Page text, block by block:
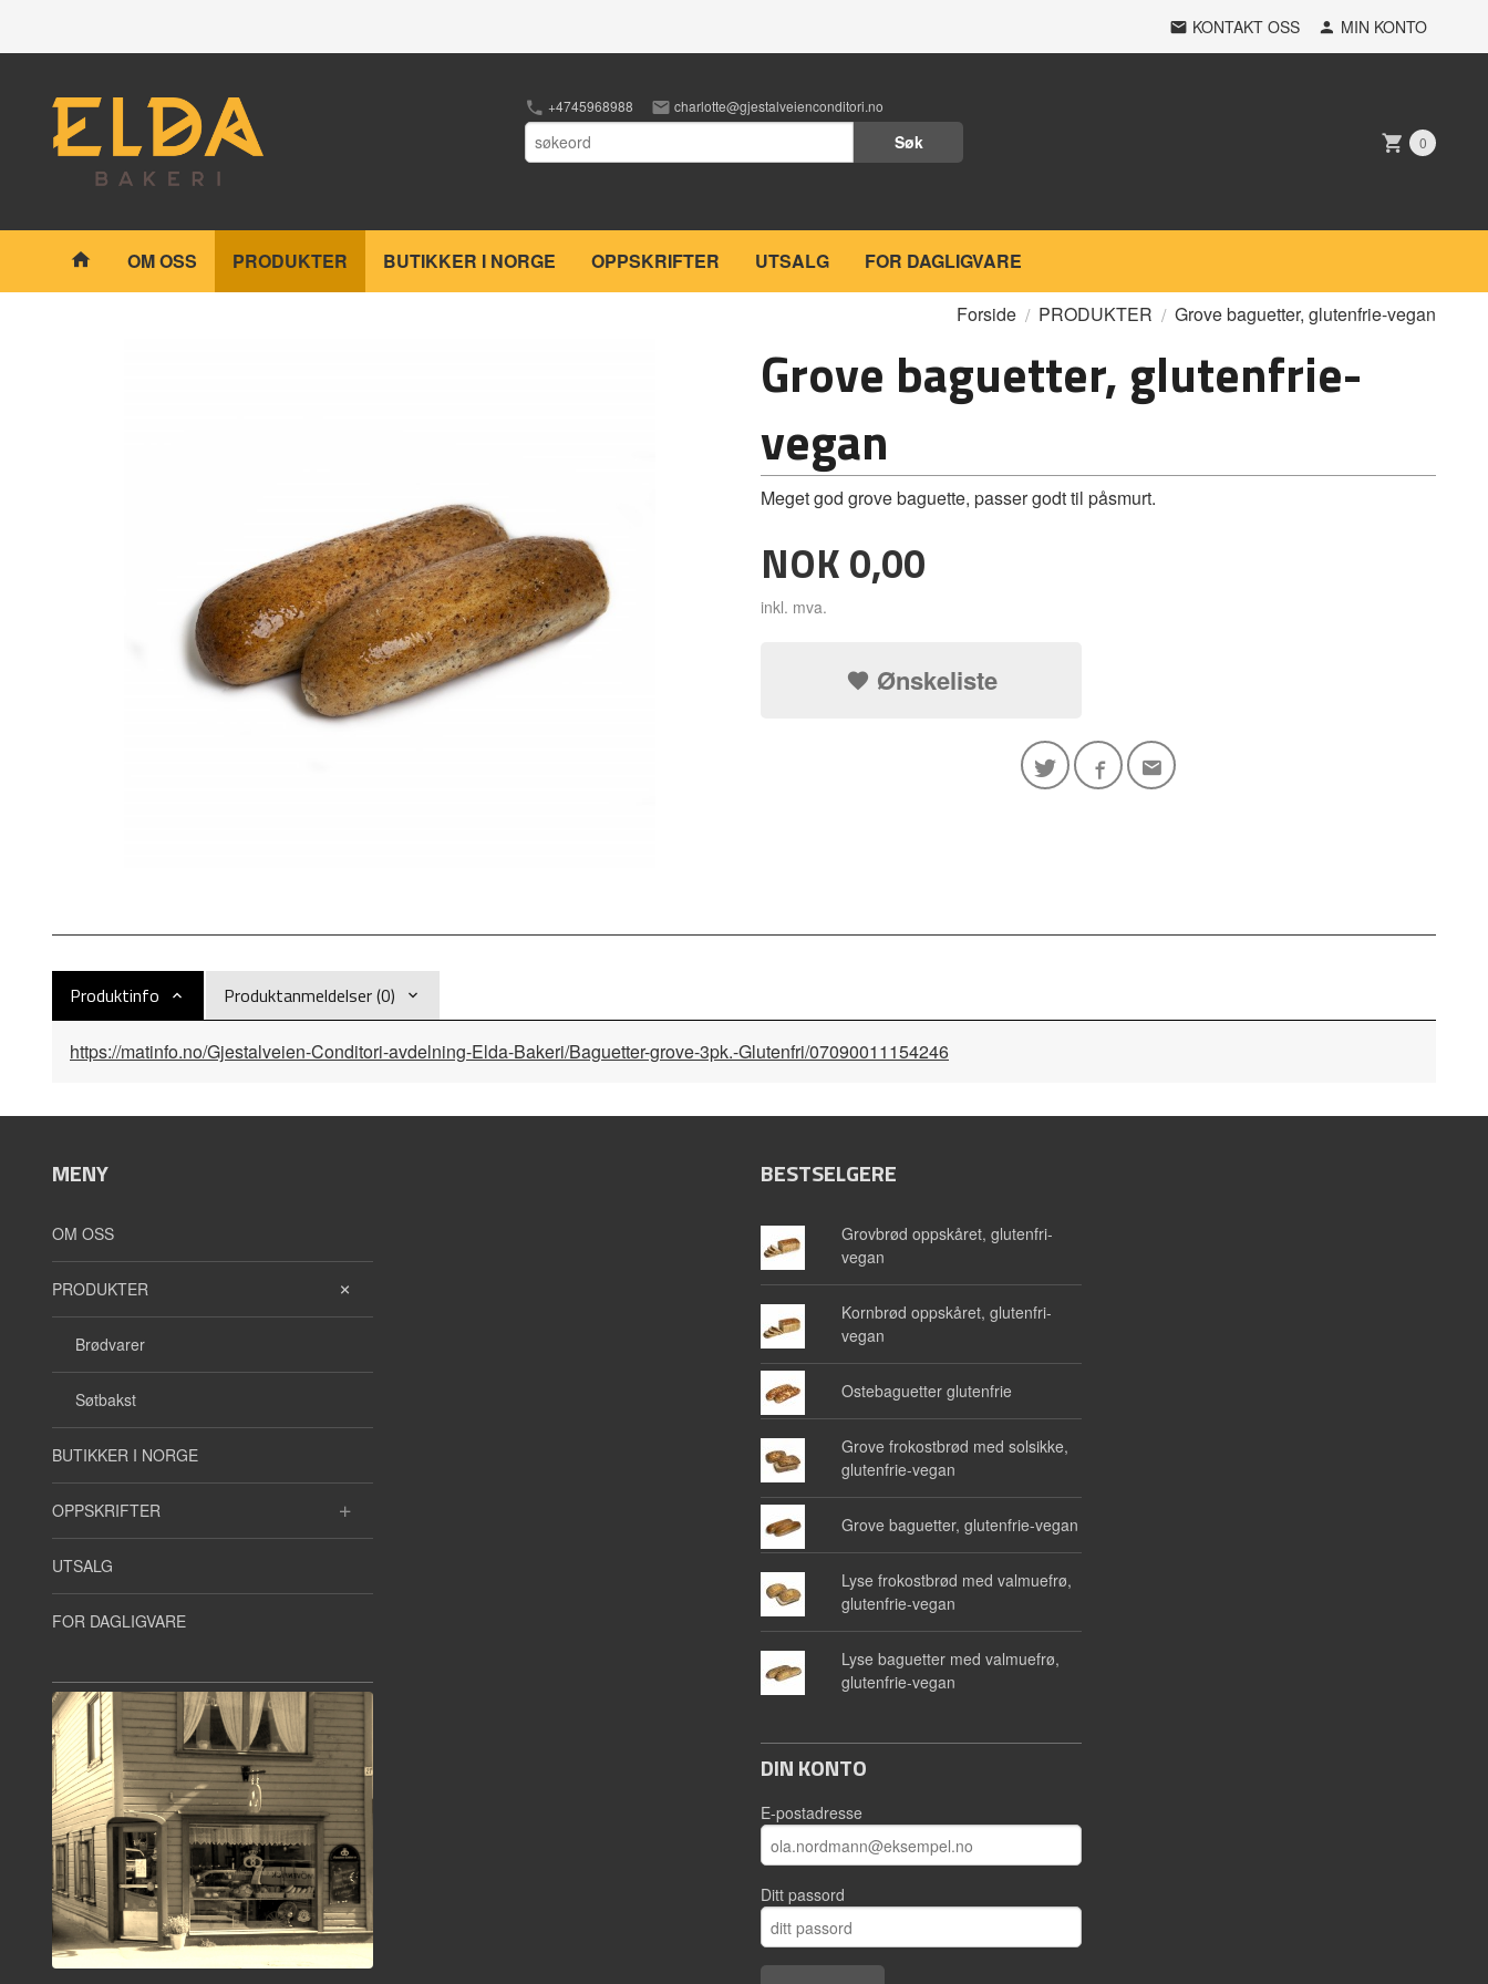
KONTAKT OSS MIN KONTO
+4745968988 charlotte@gjestalveienconditori.no
Søk 0
Produkter
OM OSS PRODUKTER BUTIKKER I NORGE OPPSKRIFTER UTSALG FOR DAGLIGVARE
Forside PRODUKTER Grove baguetter, glutenfrie-vegan
Grove baguetter, glutenfrie-
vegan
Meget god grove baguette, passer godt til påsmurt.
Pris
NOK0,00
inkl. mva.
Ønskeliste
Produktinfo Produktanmeldelser (0)
https://matinfo.no/Gjestalveien-Conditori-avdelning-Elda-Bakeri/Baguetter-grove-3pk.-Glutenfri/07090011154246
MENY
OM OSS
PRODUKTER
Brødvarer
Søtbakst
BUTIKKER I NORGE
OPPSKRIFTER
UTSALG
FOR DAGLIGVARE
BESTSELGERE
Grovbrød oppskåret, glutenfri-
vegan
Kornbrød oppskåret, glutenfri-
vegan
Ostebaguetter glutenfrie
Grove frokostbrød med solsikke,
glutenfrie-vegan
Grove baguetter, glutenfrie-vegan
Lyse frokostbrød med valmuefrø,
glutenfrie-vegan
Lyse baguetter med valmuefrø,
glutenfrie-vegan
DIN KONTO
E-postadresse
Ditt passord